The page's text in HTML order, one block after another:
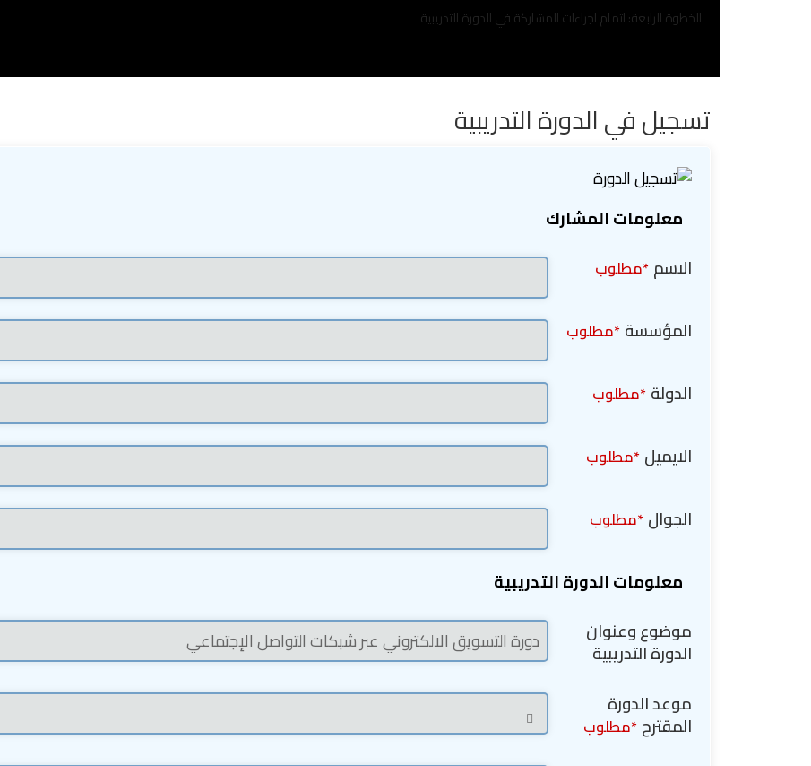
الخطوة الرابعة: اتمام اجراءات المشاركة في الدورة التدريبية
تسجيل في الدورة التدريبية
معلومات المشارك
الاسم *مطلوب
المؤسسة *مطلوب
الدولة *مطلوب
الايميل *مطلوب
الجوال *مطلوب
معلومات الدورة التدريبية
موضوع وعنوان
الدورة التدريبية
موعد الدورة
المقترح *مطلوب